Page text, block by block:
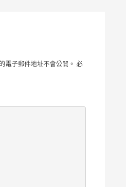
電子郵件地址不會公開。 必